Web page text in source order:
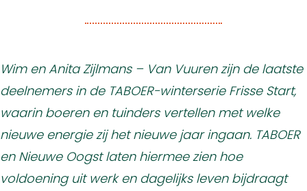
Wim en Anita Zijlmans – Van Vuuren zijn de laatste
deelnemers in de TABOER-winterserie Frisse Start,
waarin boeren en tuinders vertellen met welke
nieuwe energie zij het nieuwe jaar ingaan. TABOER
en Nieuwe Oogst laten hiermee zien hoe
voldoening uit werk en dagelijks leven bijdraagt